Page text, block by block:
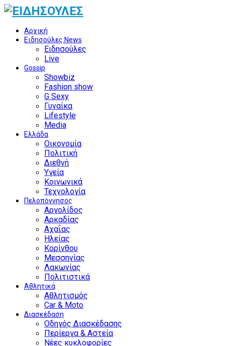
Αρχική
Ειδησούλες News
Ειδησούλες
Live
Gossip
Showbiz
Fashion show
G Sexy
Γυναίκα
Lifestyle
Media
Ελλάδα
Οικονομία
Πολιτική
Διεθνή
Υγεία
Κοινωνικά
Τεχνολογία
Πελοπόννησος
Αργολίδος
Αρκαδίας
Αχαΐας
Ηλείας
Κορίνθου
Μεσσηνίας
Λακωνίας
Πολιτιστικά
Αθλητικά
Αθλητισμός
Car & Moto
Διασκέδαση
Οδηγός Διασκέδασης
Περίεργα & Αστεία
Νέες κυκλοφορίες